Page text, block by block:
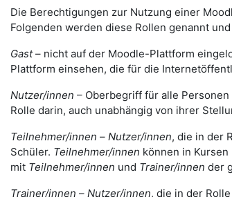
Die Berechtigungen zur Nutzung einer
Folgenden werden diese Rollen genannt
Gast– nicht auf der Moodle-Plattform
Plattform einsehen, die für die
Nutzer/innen – Oberbegriff für alle
Rolle darin, auch unabhängig von ihrer
Teilnehmer/innen – Nutzer/innen, die in der
Schüler. Teilnehmer/innen können in
mit Teilnehmer/innen und Trainer/innen der
Trainer/innen – Nutzer/innen, die in der Rolle